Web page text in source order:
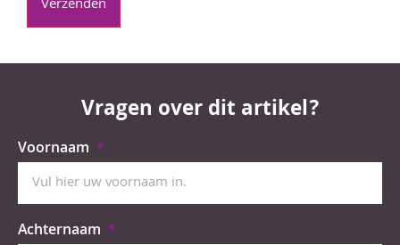
Vragen over dit artikel?
Voornaam
Achternaam